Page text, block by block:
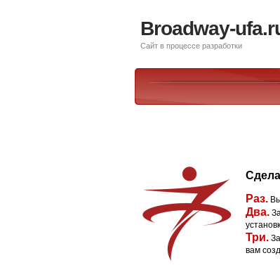
Broadway-
Сайт в процессе разработки
Раз.
Два.
Три.
вам